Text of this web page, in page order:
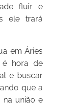
fluir e
ele trará
em Áries
é hora de
e buscar
que a
na união e